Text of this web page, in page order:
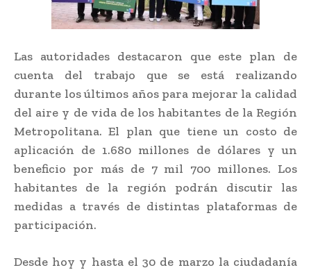
Las autoridades destacaron que este plan de
cuenta del trabajo que se está realizando
durante los últimos años para mejorar la calidad
del aire y de vida de los habitantes de la Región
Metropolitana. El plan que tiene un costo de
aplicación de 1.680 millones de dólares y un
beneficio por más de 7 mil 700 millones. Los
habitantes de la región podrán discutir las
medidas a través de distintas plataformas de
participación.
Desde hoy y hasta el 30 de marzo la ciudadanía